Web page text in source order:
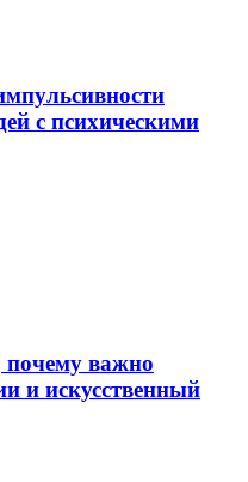
с психическими
важно
и искусственный